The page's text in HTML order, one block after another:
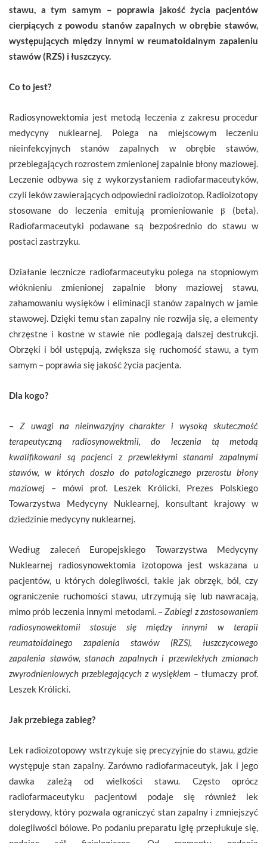
stawu, a tym samym – poprawia jakość życia pacjentów
cierpiących z powodu stanów zapalnych w obrębie stawów,
występujących między innymi w reumatoidalnym zapaleniu
stawów (RZS) i łuszczycy.
Co to jest?
Radiosynowektomia jest metodą leczenia z zakresu procedur
medycyny nuklearnej. Polega na miejscowym leczeniu
nieinfekcyjnych stanów zapalnych w obrębie stawów,
przebiegających rozrostem zmienionej zapalnie błony maziowej.
Leczenie odbywa się z wykorzystaniem radiofarmaceutyków,
czyli leków zawierających odpowiedni radioizotop. Radioizotopy
stosowane do leczenia emitują promieniowanie β (beta).
Radiofarmaceutyki podawane są bezpośrednio do stawu w
postaci zastrzyku.
Działanie lecznicze radiofarmaceutyku polega na stopniowym
włóknieniu zmienionej zapalnie błony maziowej stawu,
zahamowaniu wysięków i eliminacji stanów zapalnych w jamie
stawowej. Dzięki temu stan zapalny nie rozwija się, a elementy
chrzęstne i kostne w stawie nie podlegają dalszej destrukcji.
Obrzęki i ból ustępują, zwiększa się ruchomość stawu, a tym
samym – poprawia się jakość życia pacjenta.
Dla kogo?
– Z uwagi na nieinwazyjny charakter i wysoką skuteczność
terapeutyczną radiosynowektmii, do leczenia tą metodą
kwalifikowani są pacjenci z przewlekłymi stanami zapalnymi
stawów, w których doszło do patologicznego przerostu błony
maziowej – mówi prof. Leszek Królicki, Prezes Polskiego
Towarzystwa Medycyny Nuklearnej, konsultant krajowy w
dziedzinie medycyny nuklearnej.
Według zaleceń Europejskiego Towarzystwa Medycyny
Nuklearnej radiosynowektomia izotopowa jest wskazana u
pacjentów, u których dolegliwości, takie jak obrzęk, ból, czy
ograniczenie ruchomości stawu, utrzymują się lub nawracają,
mimo prób leczenia innymi metodami. – Zabiegi z zastosowaniem
radiosynowektomii stosuje się między innymi w terapii
reumatoidalnego zapalenia stawów (RZS), łuszczycowego
zapalenia stawów, stanach zapalnych i przewlekłych zmianach
zwyrodnieniowych przebiegających z wysiękiem – tłumaczy prof.
Leszek Królicki.
Jak przebiega zabieg?
Lek radioizotopowy wstrzykuje się precyzyjnie do stawu, gdzie
występuje stan zapalny. Zarówno radiofarmaceutyk, jak i jego
dawka zależą od wielkości stawu. Często oprócz
radiofarmaceutyku pacjentowi podaje się również lek
sterydowy, który pozwala ograniczyć stan zapalny i zmniejszyć
dolegliwości bólowe. Po podaniu preparatu igłę przepłukuje się,